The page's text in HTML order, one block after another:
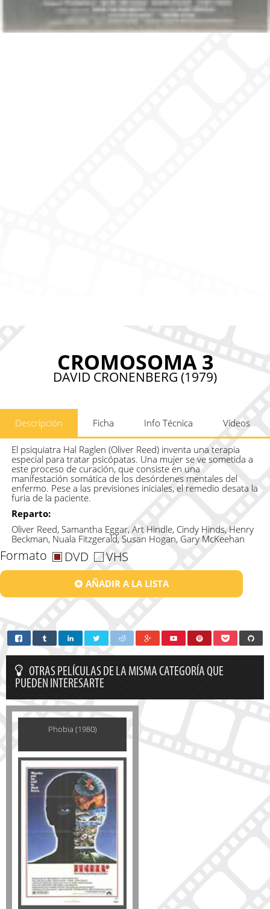
CROMOSOMA 3
DAVID CRONENBERG (1979)
Descripción Ficha Info Técnica Vídeos
El psiquiatra Hal Raglen (Oliver Reed) inventa una terapia
especial para tratar psicópatas. Una mujer se ve sometida a
este proceso de curación, que consiste en una
manifestación somática de los desórdenes mentales del
enfermo. Pese a las previsiones iniciales, el remedio desata la
furia de la paciente.
Reparto:
Oliver Reed, Samantha Eggar, Art Hindle, Cindy Hinds, Henry
Beckman, Nuala Fitzgerald, Susan Hogan, Gary McKeehan
Formato DVD VHS
AÑADIR A LA LISTA
OTRAS PELÍCULAS DE LA MISMA CATEGORÍA QUE
PUEDEN INTERESARTE
Phobia (1980)